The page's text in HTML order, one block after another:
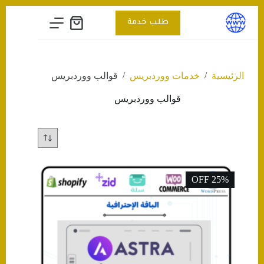
التجاوز
المحتوى
طلب خدمة
عربة
الرئيسية / خدمات ووردبريس / قوالب ووردبريس
قوالب ووردبريس
25% OFF